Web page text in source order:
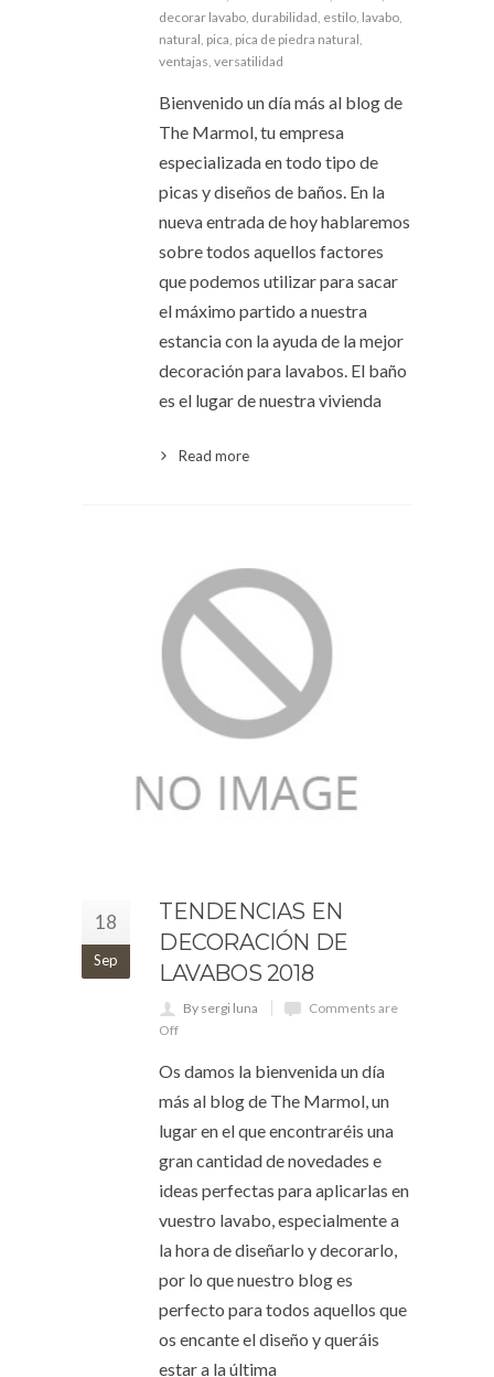
decorar lavabo durabilidad estilo lavabo
natural pica pica de piedra natural
ventajas versatilidad
Bienvenido un día más al blog de
The Marmol, tu empresa
especializada en todo tipo de
picas y diseños de baños. En la
nueva entrada de hoy hablaremos
sobre todos aquellos factores
que podemos utilizar para sacar
el máximo partido a nuestra
estancia con la ayuda de la mejor
decoración para lavabos. El baño
es el lugar de nuestra vivienda
Read more
18
Sep
TENDENCIAS EN
DECORACIÓN DE
LAVABOS 2018
By sergi luna
Comments are
Off
Os damos la bienvenida un día
más al blog de The Marmol, un
lugar en el que encontraréis una
gran cantidad de novedades e
ideas perfectas para aplicarlas en
vuestro lavabo, especialmente a
la hora de diseñarlo y decorarlo,
por lo que nuestro blog es
perfecto para todos aquellos que
os encante el diseño y queráis
estar a la última